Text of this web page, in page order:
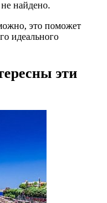
найдено.
это поможет
идеального
эти